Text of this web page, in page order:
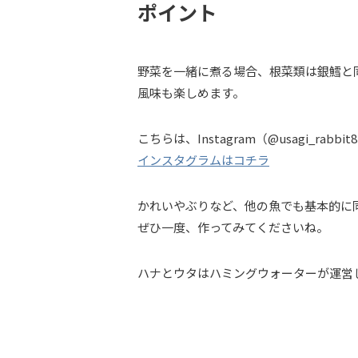
ポイント
野菜を一緒に煮る場合、根菜類は銀鱈
風味も楽しめます。
こちらは、Instagram（
インスタグラムはコチラ
かれいやぶりなど、他の魚でも基本的
ぜひ一度、作ってみてくださいね。
ハナとウタはハミングウォーターが運